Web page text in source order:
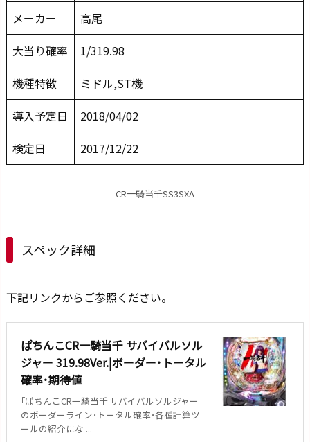
メーカー
高尾
大当り確率
1/319.98
機種特徴
ミドル,ST機
導入予定日
2018/04/02
検定日
2017/12/22
CR一騎当千SS3SXA
スペック詳細
下記リンクからご参照ください。
ぱちんこCR一騎当千 サバイバルソル
ジャー 319.98Ver.|ボーダー･トータル
確率･期待値
｢ぱちんこCR一騎当千 サバイバルソルジャー｣
のボーダーライン･トータル確率･各種計算ツ
ールの紹介にな ...